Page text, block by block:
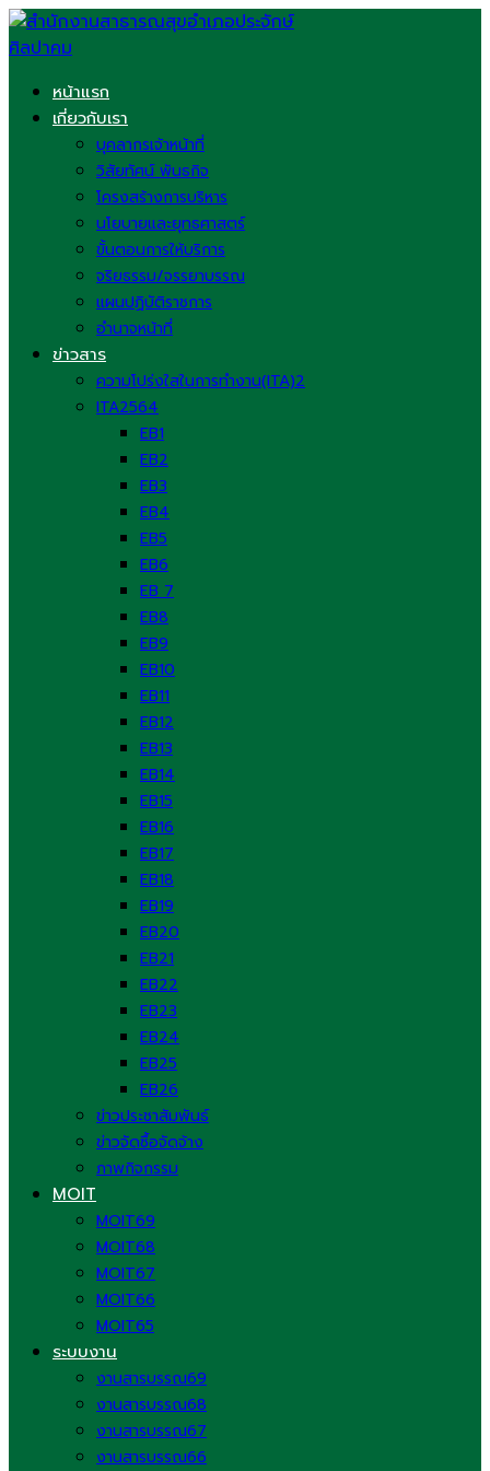
Skip
to
หน้าแรก
เกี่ยวกับเรา
บุคลากรเจ้าหน้าที่
วิสัยทัศน์ พันธกิจ
โครงสร้างการบริหาร
นโยบายและยุทธศาสตร์
ขั้นตอนการให้บริการ
จริยธรรม/จรรยาบรรณ
แผนปฏิบัติราชการ
อำนาจหน้าที่
ข่าวสาร
ความโปร่งใสในการทำงาน(ITA)2
ITA2564
EB1
EB2
EB3
EB4
EB5
EB6
EB 7
EB8
EB9
EB10
EB11
EB12
EB13
EB14
EB15
EB16
EB17
EB18
EB19
EB20
EB21
EB22
EB23
EB24
EB25
EB26
ข่าวประชาสัมพันธ์
ข่าวจัดซื้อจัดจ้าง
ภาพกิจกรรม
MOIT
MOIT69
MOIT68
MOIT67
MOIT66
MOIT65
ระบบงาน
งานสารบรรณ69
งานสารบรรณ68
งานสารบรรณ67
งานสารบรรณ66